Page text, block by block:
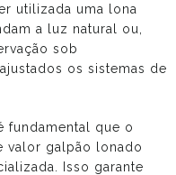
utilizada uma lona
a luz natural ou,
sob
os sistemas de
fundamental que o
valor galpão lonado
Isso garante